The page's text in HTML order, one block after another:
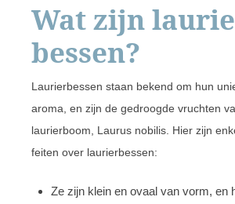
Wat zijn
bessen?
Laurierbessen staan bekend om hun
aroma, en zijn de gedroogde vruchten
laurierboom, Laurus nobilis. Hier zijn
feiten over laurierbessen:
Ze zijn klein en ovaal van vorm, en